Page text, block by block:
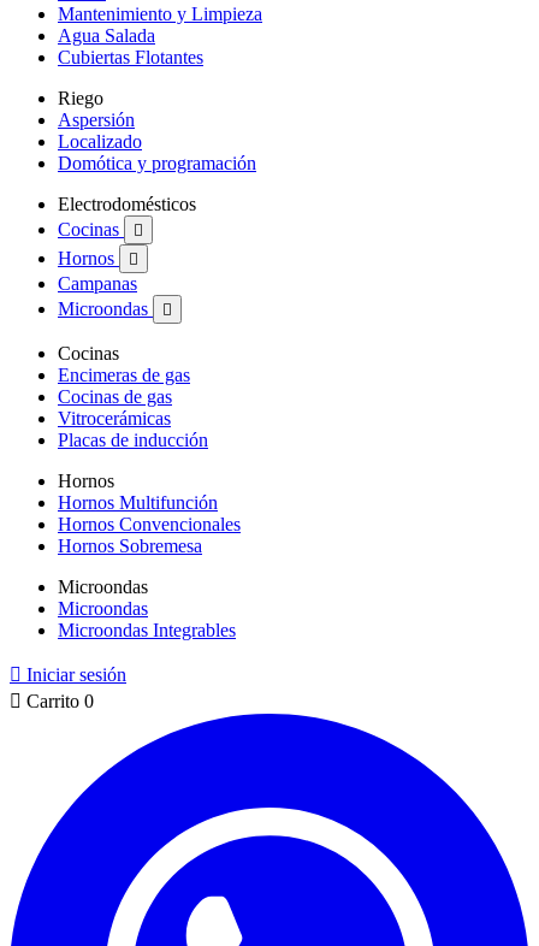
Mantenimiento y Limpieza
Agua Salada
Cubiertas Flotantes
Riego
Aspersión
Localizado
Domótica y programación
Electrodomésticos
Cocinas

Hornos 
Campanas
Microondas

Cocinas
Encimeras de gas
Cocinas de gas
Vitrocerámicas
Placas de inducción
Hornos
Hornos Multifunción
Hornos Convencionales
Hornos Sobremesa
Microondas
Microondas
Microondas Integrables
 Iniciar sesión
 Carrito 0